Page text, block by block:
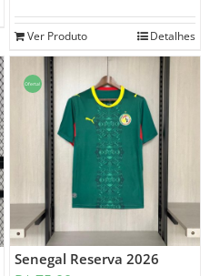
Ver Produto Detalhes
Oferta!
Senegal Reserva 2026